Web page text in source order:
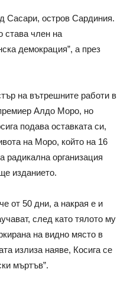
Сасари, остров Сардиния.
става член на
демокрация”, а през
на вътрешните работи в
Алдо Моро, но
подава оставката си,
на Моро, който на 16
радикална организация
изданието.
от 50 дни, а накрая е и
след като тялото му
на видно място в
излиза наяве, Косига се
мъртъв”.